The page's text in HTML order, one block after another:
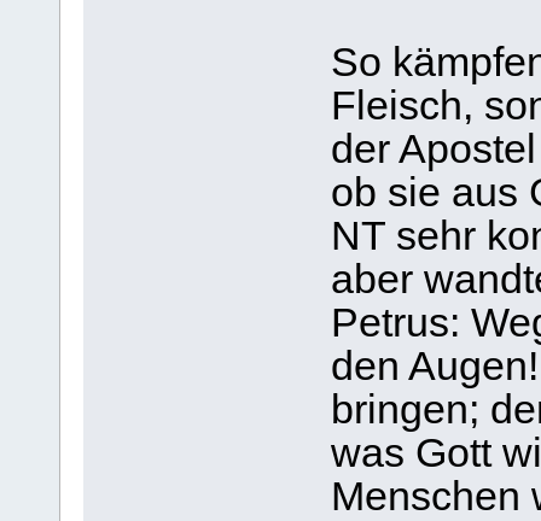
So
Fleisch,
der
ob sie aus
NT sehr
aber
Petrus:
den
bringen;
was Gott
Menschen